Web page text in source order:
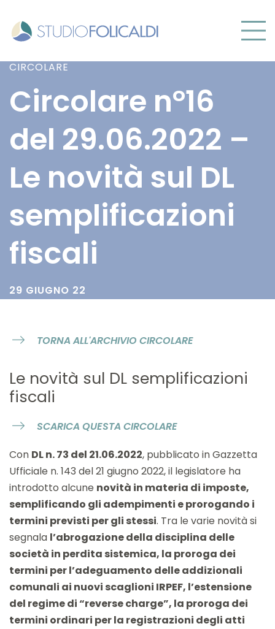
CIRCOLARE
Circolare n°16
del 29.06.2022 –
Le novità sul DL
semplificazioni
fiscali
29 GIUGNO 22
TORNA ALL'ARCHIVIO CIRCOLARE
Le novità sul DL semplificazioni
fiscali
SCARICA QUESTA CIRCOLARE
Con DL n. 73 del 21.06.2022, pubblicato in Gazzetta
Ufficiale n. 143 del 21 giugno 2022, il legislatore ha
introdotto alcune novità in materia di imposte,
semplificando gli adempimenti e prorogando i
termini previsti per gli stessi. Tra le varie novità si
segnala l’abrogazione della disciplina delle
società in perdita sistemica, la proroga dei
termini per l’adeguamento delle addizionali
comunali ai nuovi scaglioni IRPEF, l’estensione
del regime di “reverse charge”, la proroga dei
termini ordinari per la registrazioni degli atti